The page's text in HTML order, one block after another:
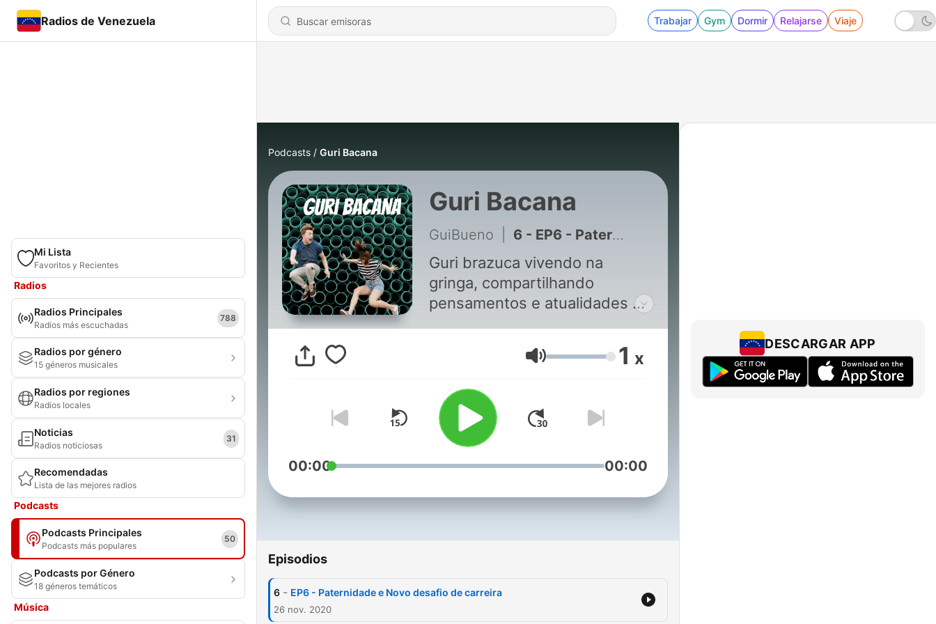
Radios de Venezuela Trabajar Gym Dormir Relajarse Viaje
Mi Lista
Favoritos y Recientes
Radios
Radios Principales
Radios más escuchadas
788
Radios por género
15 géneros musicales
Radios por regiones
Radios locales
Noticias
Radios noticiosas
31
Recomendadas
Lista de las mejores radios
Podcasts
Podcasts Principales
Podcasts más populares
50
Podcasts por Género
18 géneros temáticos
Música
Podcasts Guri Bacana
Guri Bacana
GuiBueno 6 - EP6 - Paternidade e Novo desafio de carreira
Guri brazuca vivendo na
gringa, compartilhando
pensamentos e atualidades de
Gauchismo e Miami.
Volumen 1 x
00:00 00:00
Episodios
6 - EP6 - Paternidade e Novo desafio de carreira
26 nov. 2020
DESCARGAR APP